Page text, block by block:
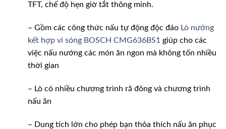
TFT, chế độ hẹn giờ tắt thông minh.
– Gồm các công thức nấu tự động độc đáo Lò nướng
kết hợp vi sóng BOSCH CMG636BS1 giúp cho các
việc nấu nướng các món ăn ngon mà không tốn nhiều
thời gian
– Lò có nhiều chương trình rã đông và chương trình
nấu ăn
– Dung tích lớn cho phép bạn thỏa thích nấu ăn phục